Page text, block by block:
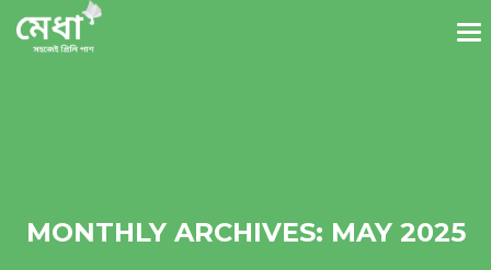
MONTHLY ARCHIVES: MAY 2025